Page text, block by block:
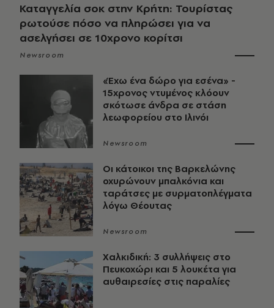
Καταγγελία σοκ στην Κρήτη: Τουρίστας
ρωτούσε πόσο να πληρώσει για να
ασελγήσει σε 10χρονο κορίτσι
Newsroom
«Έχω ένα δώρο για εσένα» -
15χρονος ντυμένος κλόουν
σκότωσε άνδρα σε στάση
λεωφορείου στο Ιλινόι
Newsroom
Οι κάτοικοι της Βαρκελώνης
οχυρώνουν μπαλκόνια και
ταράτσες με συρματοπλέγματα
λόγω Θέουτας
Newsroom
Χαλκιδική: 3 συλλήψεις στο
Πευκοχώρι και 5 λουκέτα για
αυθαιρεσίες στις παραλίες